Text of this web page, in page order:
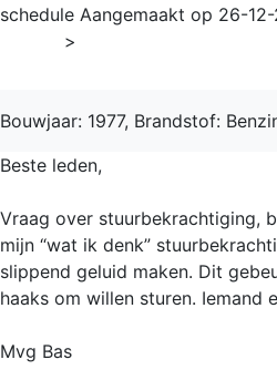
schedule Aangemaakt op 26-
>
Bouwjaar: 1977, Brandstof:
Beste leden,
Vraag over stuurbekrachtiging,
mijn “wat ik denk”
slippend geluid maken. Dit
haaks om willen sturen. Iemand
Mvg Bas